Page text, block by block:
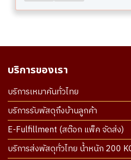
บริการของเรา
บริการเหมาคันทั่วไทย
บริการรับพัสดุถึงบ้านลูกค้า
E-Fulfillment (สต๊อก แพ็ค จัดส่ง)
บริการส่งพัสดุทั่วไทย น้ำหนัก 200